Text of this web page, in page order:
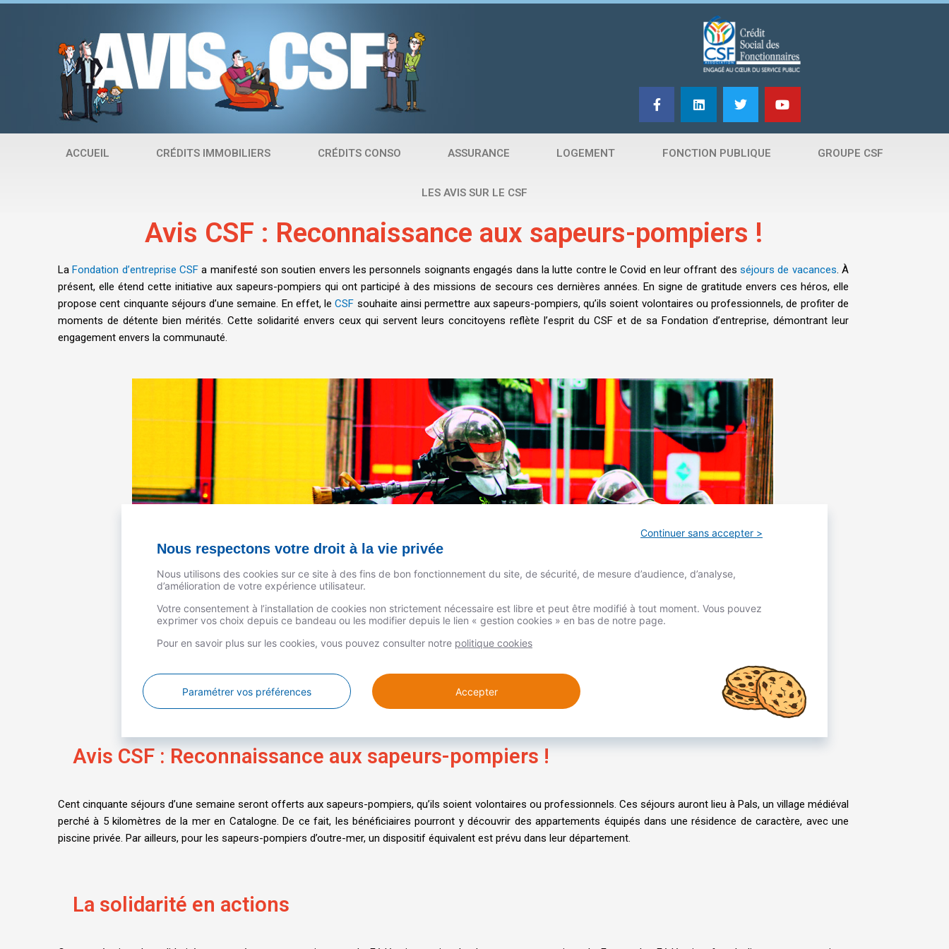
Aller
F
a
e
o
L
i
k
d
T
w
t
e
Y
o
t
ACCUEIL CRÉDITS IMMOBILIERS CRÉDITS CONSO ASSURANCE LOGEMENT FONCTION PUBLIQUE GROUPE CSF
LES AVIS SUR LE CSF
Avis CSF : Reconnaissance aux sapeurs-pompiers !
LaFondation d’entreprise CSF a manifesté son soutien envers les personnels soignants engagés dans la lutte contre le Covid en leur offrant des séjours de vacances. À
présent, elle étend cette initiative aux sapeurs-pompiers qui ont participé à des missions de secours ces dernières années. En signe de gratitude envers ces héros, elle
propose cent cinquante séjours d’une semaine. En effet, leCSF souhaite ainsi permettre aux sapeurs-pompiers, qu’ils soient volontaires ou professionnels, de profiter de
moments de détente bien mérités. Cette solidarité envers ceux qui servent leurs concitoyens reflète l’esprit du CSF et de sa Fondation d’entreprise, démontrant leur
engagement envers la communauté.
Avis CSF : Reconnaissance aux sapeurs-pompiers !
Cent cinquante séjours d’une semaine seront offerts aux sapeurs-pompiers, qu’ils soient volontaires ou professionnels. Ces séjours auront lieu à Pals, un village médiéval
perché à 5 kilomètres de la mer en Catalogne. De ce fait, les bénéficiaires pourront y découvrir des appartements équipés dans une résidence de caractère, avec une
piscine privée. Par ailleurs, pour les sapeurs-pompiers d’outre-mer, un dispositif équivalent est prévu dans leur département.
La solidarité en actions
Continuer sans accepter >
Nous respectons votre droit à la vie privée
Nous utilisons des cookies sur ce site à des fins de bon fonctionnement du site, de sécurité, de mesure d’audience, d’analyse,
d’amélioration de votre expérience utilisateur.
Votre consentement à l’installation de cookies non strictement nécessaire est libre et peut être modifié à tout moment. Vous pouvez
exprimer vos choix depuis ce bandeau ou les modifier depuis le lien « gestion cookies » en bas de notre page.
Pour en savoir plus sur les cookies, vous pouvez consulter notre politique cookies
Paramétrer vos préférences Accepter